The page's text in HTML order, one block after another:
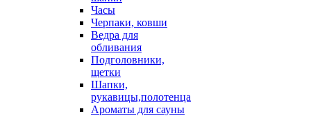
Часы
Черпаки, ковши
Ведра для
обливания
Подголовники,
щетки
Шапки,
рукавицы,полотенца
Ароматы для сауны